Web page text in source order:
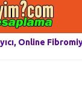
Online